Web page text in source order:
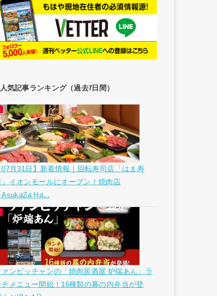
人気記事ランキング（過去7日間）
07月31日】新着情報｜回転寿司店「はま寿
」イオンモールにオープン！焼肉店
AsukaZa Ha...
ァンビッチャンの「焼肉居酒屋 炉端あん」ラ
チメニュー開始！16種類の幕の内弁当が登